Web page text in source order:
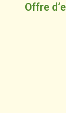
Offre